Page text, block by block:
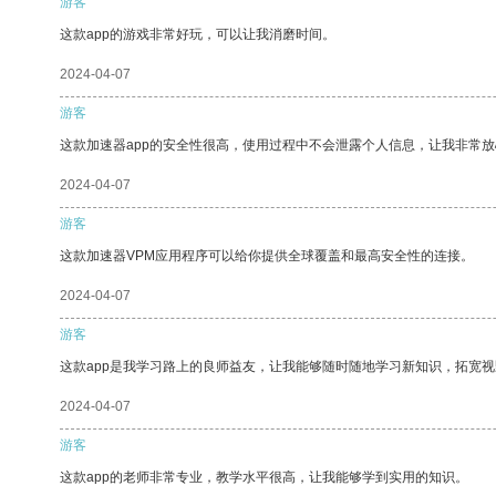
这款app的游戏非常好玩，可以让我消磨时间。
2024-04-07
游客
这款加速器app的安全性很高，使用过程中不会泄露个人信息，让我非常放
2024-04-07
游客
这款加速器VPM应用程序可以给你提供全球覆盖和最高安全性的连接。
2024-04-07
游客
这款app是我学习路上的良师益友，让我能够随时随地学习新知识，拓宽视
2024-04-07
游客
这款app的老师非常专业，教学水平很高，让我能够学到实用的知识。